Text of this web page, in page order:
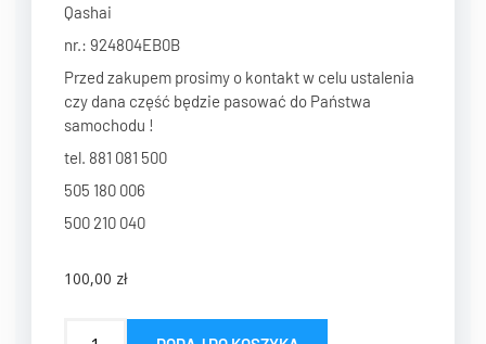
Qashai
nr.: 924804EB0B
Przed zakupem prosimy o kontakt w celu ustalenia
czy dana część będzie pasować do Państwa
samochodu !
tel. 881 081 500
505 180 006
500 210 040
100,00 zł